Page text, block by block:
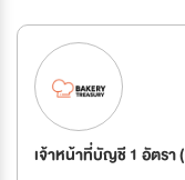
เจ้าหน้าที่บัญชี 1 อัตร